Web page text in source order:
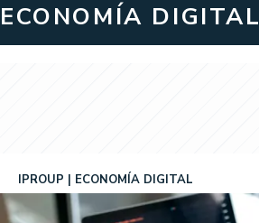
ECONOMÍA DIGITAL
IPROUP ECONOMÍA DIGITAL